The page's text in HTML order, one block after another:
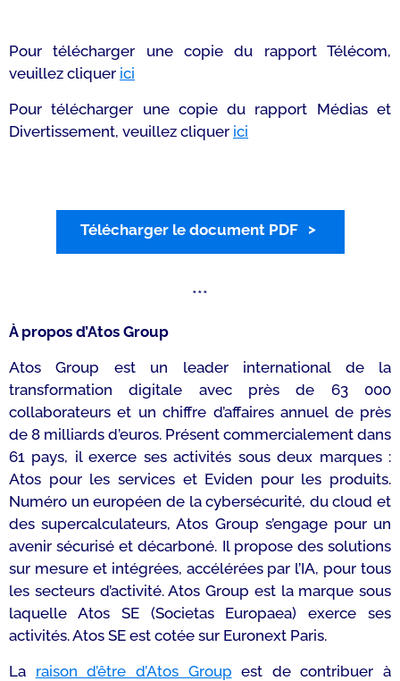
Pour télécharger une copie du rapport Télécom,
veuillez cliquer ici
Pour télécharger une copie du rapport Médias et
Divertissement, veuillez cliquer ici
Télécharger le document PDF
***
À propos d’Atos Group
Atos Group est un leader international de la
transformation digitale avec près de 63 000
collaborateurs et un chiffre d’affaires annuel de près
de 8 milliards d’euros. Présent commercialement dans
61 pays, il exerce ses activités sous deux marques :
Atos pour les services et Eviden pour les produits.
Numéro un européen de la cybersécurité, du cloud et
des supercalculateurs, Atos Group s’engage pour un
avenir sécurisé et décarboné. Il propose des solutions
sur mesure et intégrées, accélérées par l’IA, pour tous
les secteurs d’activité. Atos Group est la marque sous
laquelle Atos SE (Societas Europaea) exerce ses
activités. Atos SE est cotée sur Euronext Paris.
La raison d’être d’Atos Group est de contribuer à